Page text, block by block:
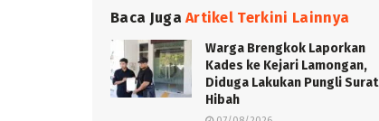
Baca Juga Artikel Terkini Lainnya
Warga Brengkok Laporkan
Kades ke Kejari Lamongan,
Diduga Lakukan Pungli Surat
Hibah